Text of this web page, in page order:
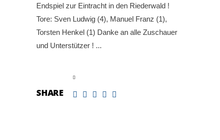
Endspiel zur Eintracht in den Riederwald !
Tore: Sven Ludwig (4), Manuel Franz (1),
Torsten Henkel (1) Danke an alle Zuschauer
und Unterstützer !
SHARE